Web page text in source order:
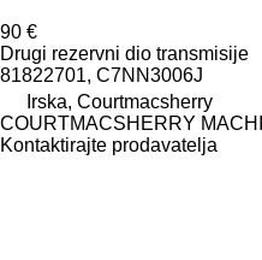
90 €
Drugi rezervni dio transmisije
81822701, C7NN3006J
Irska, Courtmacsherry
COURTMACSHERRY
Kontaktirajte prodavatelja